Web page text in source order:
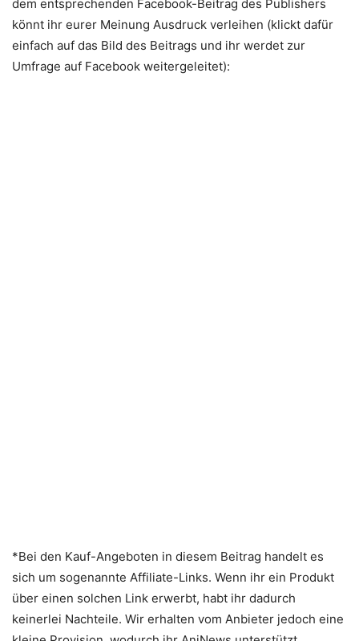
dem entsprechenden Facebook-Beitrag des Publishers
könnt ihr eurer Meinung Ausdruck verleihen (klickt dafür
einfach auf das Bild des Beitrags und ihr werdet zur
Umfrage auf Facebook weitergeleitet):
*Bei den Kauf-Angeboten in diesem Beitrag handelt es
sich um sogenannte Affiliate-Links. Wenn ihr ein Produkt
über einen solchen Link erwerbt, habt ihr dadurch
keinerlei Nachteile. Wir erhalten vom Anbieter jedoch eine